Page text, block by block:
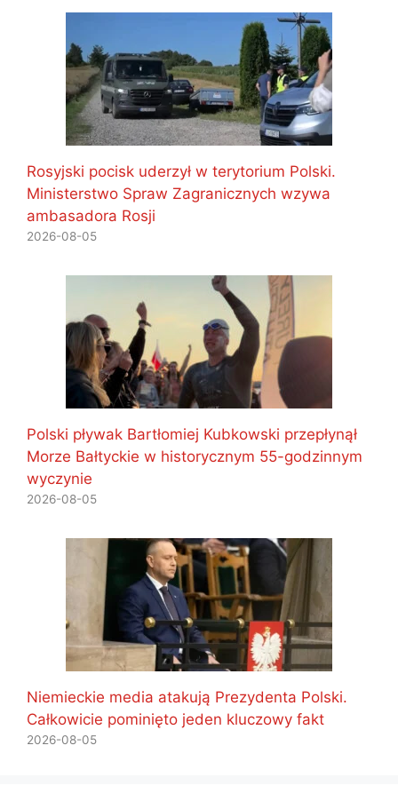
Rosyjski pocisk uderzył w terytorium Polski.
Ministerstwo Spraw Zagranicznych wzywa
ambasadora Rosji
2026-08-05
Polski pływak Bartłomiej Kubkowski przepłynął
Morze Bałtyckie w historycznym 55-godzinnym
wyczynie
2026-08-05
Niemieckie media atakują Prezydenta Polski.
Całkowicie pominięto jeden kluczowy fakt
2026-08-05